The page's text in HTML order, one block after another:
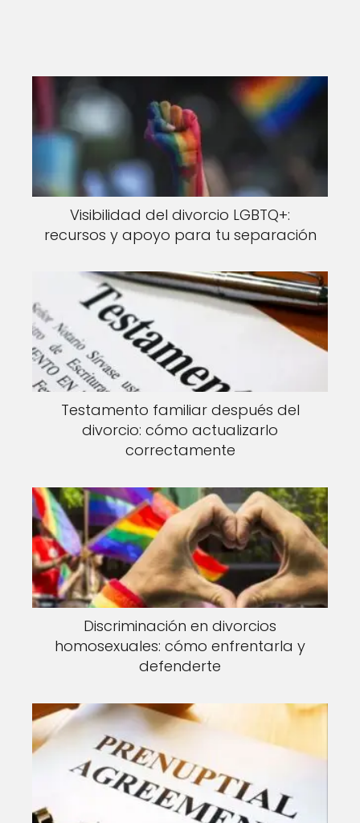
Visibilidad del divorcio LGBTQ+:
recursos y apoyo para tu separación
Testamento familiar después del
divorcio: cómo actualizarlo
correctamente
Discriminación en divorcios
homosexuales: cómo enfrentarla y
defenderte